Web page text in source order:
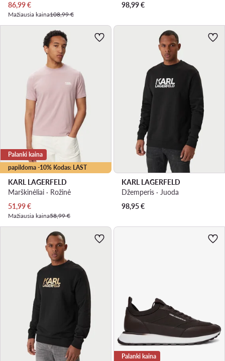
Dabartinė kaina
86,99€
Mažiausia kaina108,99 €
98,99€
papildoma -10% Kodas: LAST
Palanki kaina
KARL LAGERFELD
Marškinėliai · Rožinė
Dabartinė kaina
51,99€
Mažiausia kaina58,99 €
KARL LAGERFELD
Džemperis · Juoda
98,95€
Palanki kaina